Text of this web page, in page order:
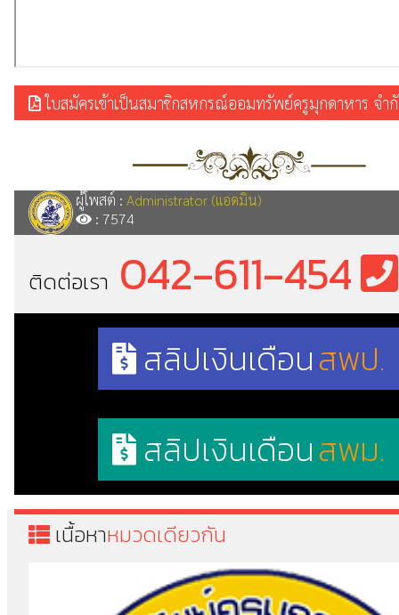
ใบสมัครเข้าเป็นสมาชิกสหกรณ์ออมทรัพย์ครูมุกดาหาร จำ
ผู้โพสต์ : Administrator (แอดมิน)
: 7574
ติดต่อเรา 042-611-454
สลิปเงินเดือนสพป.
สลิปเงินเดือนสพม.
เนื้อหาหมวดเดียวกัน